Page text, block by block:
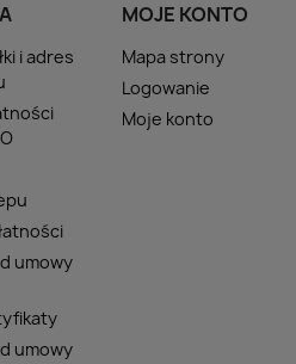
i adres
umowy
umowy
MOJE KONTO
Mapa strony
Logowanie
Moje konto